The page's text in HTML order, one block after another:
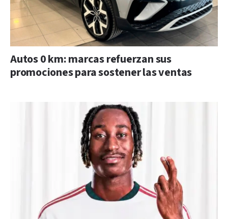
Autos 0 km: marcas refuerzan sus
promociones para sostener las ventas